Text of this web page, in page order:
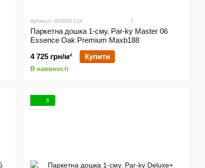
Артикул: 600000-514 1
Паркетна дошка 1-сму. Par-ky Master 06
Essence Oak Premium Maxb188
4 725 грн/м²
Купити
В наявності
3